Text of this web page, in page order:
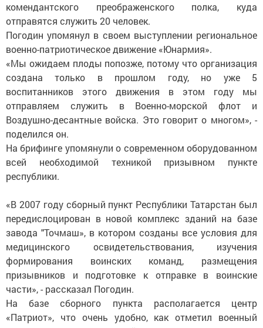
комендантского преображенского полка, куда
отправятся служить 20 человек.
Погодин упомянул в своем выступлении региональное
военно-патриотическое движение «Юнармия».
«Мы ожидаем плоды попозже, потому что организация
создана только в прошлом году, но уже 5
воспитанников этого движения в этом году мы
отправляем служить в Военно-морской флот и
Воздушно-десантные войска. Это говорит о многом», -
поделился он.
На брифинге упомянули о современном оборудованном
всей необходимой техникой призывном пункте
республики.
«В 2007 году сборный пункт Республики Татарстан был
передислоцирован в новой комплекс зданий на базе
завода "Точмаш», в котором созданы все условия для
медицинского освидетельствования, изучения
формирования воинских команд, размещения
призывников и подготовке к отправке в воинские
части», - рассказал Погодин.
На базе сборного пункта располагается центр
«Патриот», что очень удобно, как отметил военный